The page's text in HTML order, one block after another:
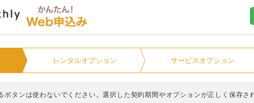
ユニオンマンスリー
レンタルオプション サービスオプション
ボタンは使わないでください。選択した契約期間やオプションが正しく保存さ